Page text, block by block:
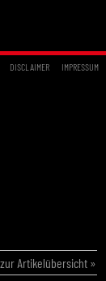
DISCLAIMER IMPRESSUM
Artikelübersicht »